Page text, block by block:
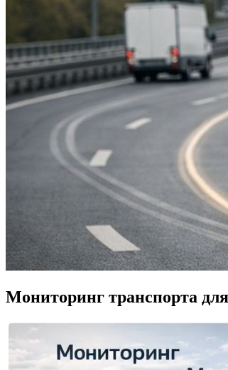
Мониторинг транспорта